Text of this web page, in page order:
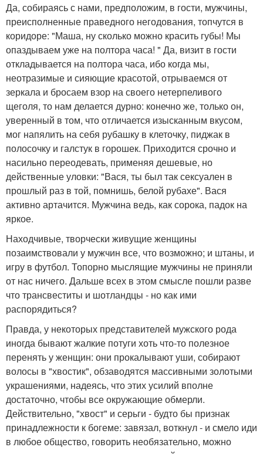
Да, собираясь с нами, предположим, в гости, мужчины,
преисполненные праведного негодования, топчутся в
коридоре: "Маша, ну сколько можно красить губы! Мы
опаздываем уже на полтора часа! " Да, визит в гости
откладывается на полтора часа, ибо когда мы,
неотразимые и сияющие красотой, отрываемся от
зеркала и бросаем взор на своего нетерпеливого
щеголя, то нам делается дурно: конечно же, только он,
уверенный в том, что отличается изысканным вкусом,
мог напялить на себя рубашку в клеточку, пиджак в
полосочку и галстук в горошек. Приходится срочно и
насильно переодевать, применяя дешевые, но
действенные уловки: "Вася, ты был так сексуален в
прошлый раз в той, помнишь, белой рубахе". Вася
активно артачится. Мужчина ведь, как сорока, падок на
яркое.
Находчивые, творчески живущие женщины
позаимствовали у мужчин все, что возможно; и штаны, и
игру в футбол. Топорно мыслящие мужчины не приняли
от нас ничего. Дальше всех в этом смысле пошли разве
что трансвеститы и шотландцы - но как ими
распорядиться?
Правда, у некоторых представителей мужского рода
иногда бывают жалкие потуги хоть что-то полезное
перенять у женщин: они прокалывают уши, собирают
волосы в "хвостик", обзаводятся массивными золотыми
украшениями, надеясь, что этих усилий вполне
достаточно, чтобы все окружающие обмерли.
Действительно, "хвост" и серьги - будто бы признак
принадлежности к богеме: завязал, воткнул - и смело иди
в любое общество, говорить необязательно, можно